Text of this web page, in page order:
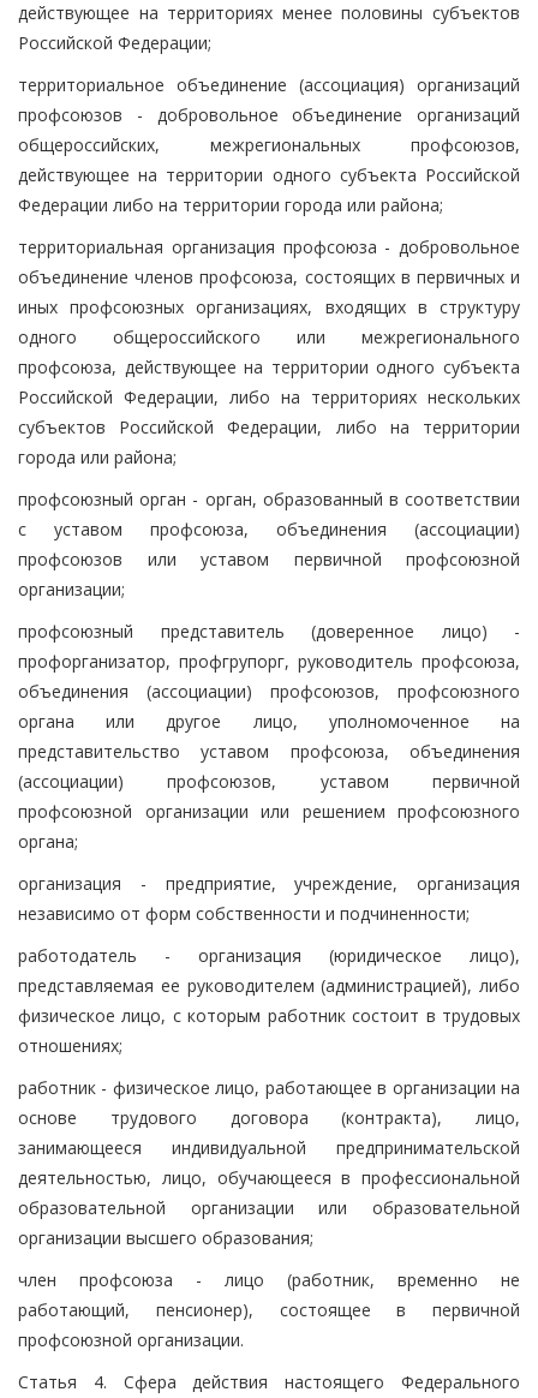
действующее на территориях менее половины субъектов
Российской Федерации;
территориальное объединение (ассоциация) организаций
профсоюзов - добровольное объединение организаций
общероссийских, межрегиональных профсоюзов,
действующее на территории одного субъекта Российской
Федерации либо на территории города или района;
территориальная организация профсоюза - добровольное
объединение членов профсоюза, состоящих в первичных и
иных профсоюзных организациях, входящих в структуру
одного общероссийского или межрегионального
профсоюза, действующее на территории одного субъекта
Российской Федерации, либо на территориях нескольких
субъектов Российской Федерации, либо на территории
города или района;
профсоюзный орган - орган, образованный в соответствии
с уставом профсоюза, объединения (ассоциации)
профсоюзов или уставом первичной профсоюзной
организации;
профсоюзный представитель (доверенное лицо) -
профорганизатор, профгрупорг, руководитель профсоюза,
объединения (ассоциации) профсоюзов, профсоюзного
органа или другое лицо, уполномоченное на
представительство уставом профсоюза, объединения
(ассоциации) профсоюзов, уставом первичной
профсоюзной организации или решением профсоюзного
органа;
организация - предприятие, учреждение, организация
независимо от форм собственности и подчиненности;
работодатель - организация (юридическое лицо),
представляемая ее руководителем (администрацией), либо
физическое лицо, с которым работник состоит в трудовых
отношениях;
работник - физическое лицо, работающее в организации на
основе трудового договора (контракта), лицо,
занимающееся индивидуальной предпринимательской
деятельностью, лицо, обучающееся в профессиональной
образовательной организации или образовательной
организации высшего образования;
член профсоюза - лицо (работник, временно не
работающий, пенсионер), состоящее в первичной
профсоюзной организации.
Статья 4. Сфера действия настоящего Федерального